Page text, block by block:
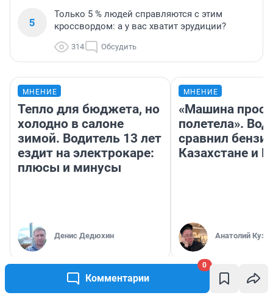
Комментарии
0
5
Только 5 % людей справляются с этим
кроссвордом: а у вас хватит эрудиции?
314 Обсудить
МНЕНИЕ
Тепло для бюджета, но
холодно в салоне
зимой. Водитель 13 лет
ездит на электрокаре:
плюсы и минусы
Денис Дедюхин
МНЕНИЕ
«Машина
полетела».
сравнил
Казахстане и
Анатолий